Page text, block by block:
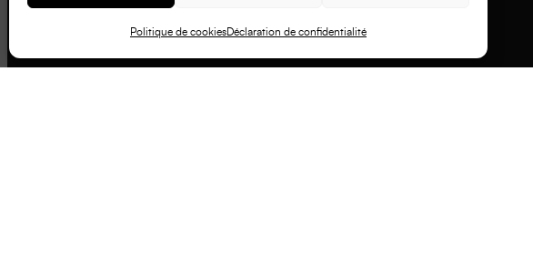
Politique de cookiesDéclaration de confidentialité